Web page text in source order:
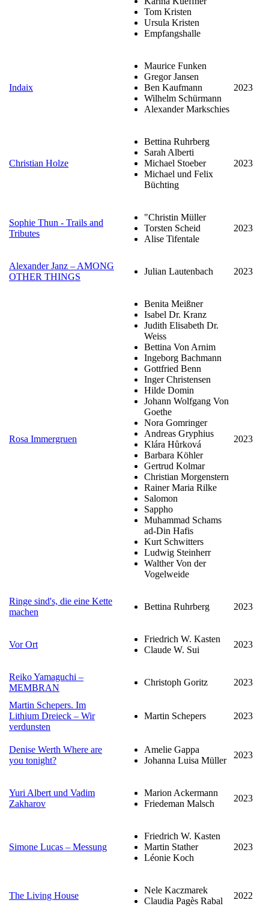
Tom Kristen
Ursula Kristen
Empfangshalle
Indaix
Maurice Funken
Gregor Jansen
Ben Kaufmann
Wilhelm Schürmann
Alexander Markschies
2023
Christian Holze
Bettina Ruhrberg
Sarah Alberti
Michael Stoeber
Michael und Felix
Büchting
2023
Sophie Thun - Trails and
Tributes
"Christin Müller
Torsten Scheid
Alise Tifentale
2023
Alexander Janz – AMONG
OTHER THINGS
Julian Lautenbach 2023
Rosa Immergruen
Benita Meißner
Isabel Dr. Kranz
Judith Elisabeth Dr.
Weiss
Bettina Von Arnim
Ingeborg Bachmann
Gottfried Benn
Inger Christensen
Hilde Domin
Johann Wolfgang Von
Goethe
Nora Gomringer
Andreas Gryphius
Klára Hůrková
Barbara Köhler
Gertrud Kolmar
Christian Morgenstern
Rainer Maria Rilke
Salomon
Sappho
Muhammad Schams
ad-Din Hafis
Kurt Schwitters
Ludwig Steinherr
Walther Von der
Vogelweide
2023
Ringe sind's, die eine Kette
machen
Bettina Ruhrberg 2023
Vor Ort
Friedrich W. Kasten
Claude W. Sui
2023
Reiko Yamaguchi –
MEMBRAN
Christoph Goritz 2023
Martin Schepers. Im
Lithium Dreieck – Wir
verdunsten
Martin Schepers 2023
Denise Werth Where are
you tonight?
Amelie Gappa
Johanna Luisa Müller
2023
Yuri Albert und Vadim
Zakharov
Marion Ackermann
Friedeman Malsch
2023
Simone Lucas – Messung
Friedrich W. Kasten
Martin Stather
Léonie Koch
2023
The Living House
Nele Kaczmarek
Claudia Pagès Rabal
2022